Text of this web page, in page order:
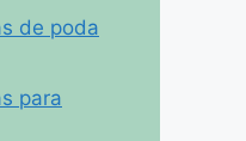
de poda
para